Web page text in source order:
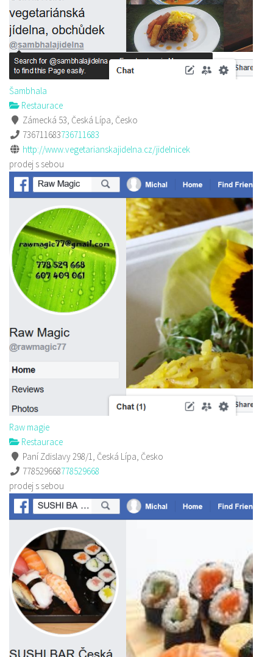
Šambhala
Restaurace
Zámecká 53, Česká Lípa, Česko
736711683736711683
http://www.vegetarianskajidelna.cz/jidelnicek
prodej s sebou
Raw magie
Restaurace
Paní Zdislavy 298/1, Česká Lípa, Česko
778529668778529668
prodej s sebou